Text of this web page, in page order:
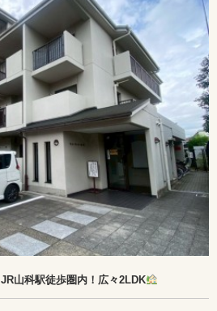
JR山科駅徒歩圏内！広々2LDK